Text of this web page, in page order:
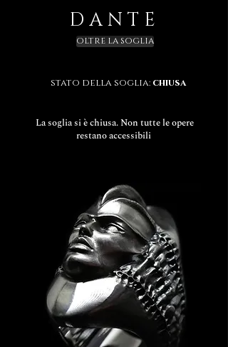
D A N T E
OLTRE LA SOGLIA
stato della soglia: chiusa
La soglia si è chiusa. Non tutte le opere
restano accessibili